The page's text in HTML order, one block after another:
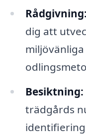
Rådgivning:
dig att
Besiktning:
trädgårds